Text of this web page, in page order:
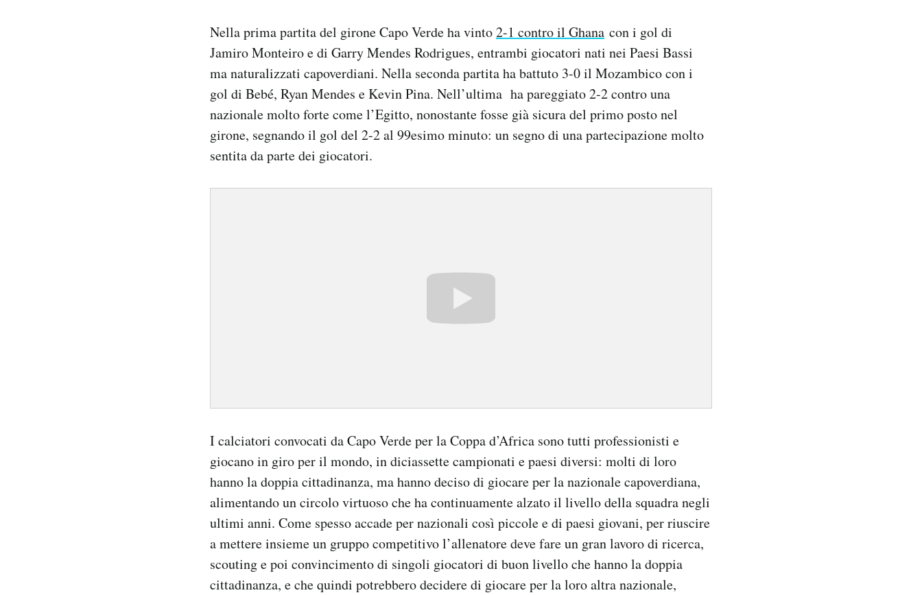
Nella prima partita del girone Capo Verde ha vinto2-1 contro il Ghana con i gol di
Jamiro Monteiro e di Garry Mendes Rodrigues, entrambi giocatori nati nei Paesi Bassi
ma naturalizzati capoverdiani. Nella seconda partita ha battuto 3-0 il Mozambico con i
gol di Bebé, Ryan Mendes e Kevin Pina. Nell’ultima ha pareggiato 2-2 contro una
nazionale molto forte come l’Egitto, nonostante fosse già sicura del primo posto nel
girone, segnando il gol del 2-2 al 99esimo minuto: un segno di una partecipazione molto
sentita da parte dei giocatori.
I calciatori convocati da Capo Verde per la Coppa d’Africa sono tutti professionisti e
giocano in giro per il mondo, in diciassette campionati e paesi diversi: molti di loro
hanno la doppia cittadinanza, ma hanno deciso di giocare per la nazionale capoverdiana,
alimentando un circolo virtuoso che ha continuamente alzato il livello della squadra negli
ultimi anni. Come spesso accade per nazionali così piccole e di paesi giovani, per riuscire
a mettere insieme un gruppo competitivo l’allenatore deve fare un gran lavoro di ricerca,
scouting e poi convincimento di singoli giocatori di buon livello che hanno la doppia
cittadinanza, e che quindi potrebbero decidere di giocare per la loro altra nazionale,